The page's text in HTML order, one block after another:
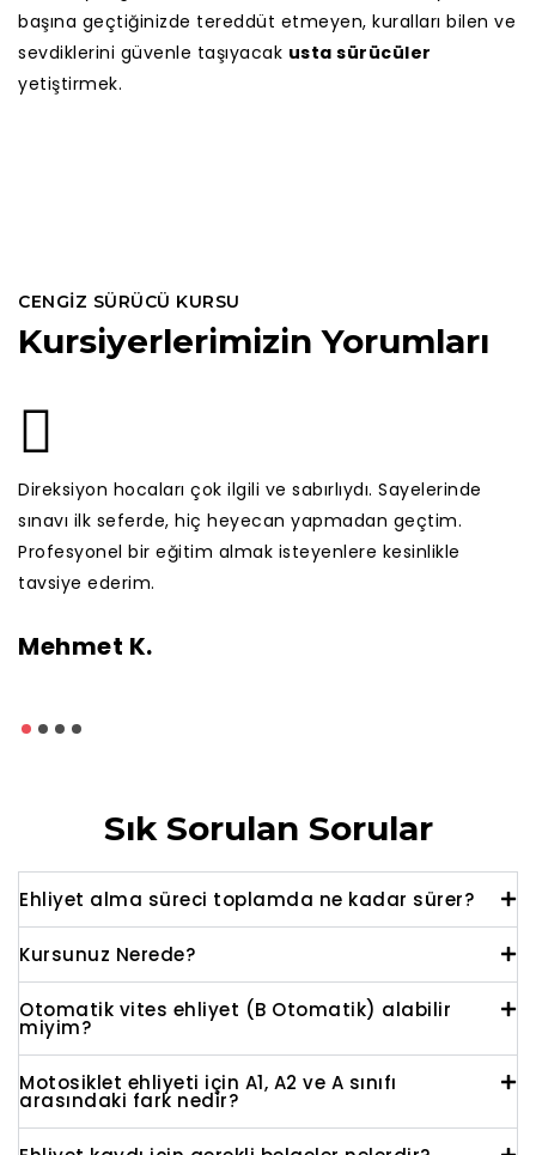
başına geçtiğinizde tereddüt etmeyen, kuralları bilen ve
sevdiklerini güvenle taşıyacak usta sürücüler
yetiştirmek.
CENGIZ SÜRÜCÜ KURSU
Kursiyerlerimizin Yorumları
Direksiyon hocaları çok ilgili ve sabırlıydı. Sayelerinde
sınavı ilk seferde, hiç heyecan yapmadan geçtim.
Profesyonel bir eğitim almak isteyenlere kesinlikle
tavsiye ederim.
Mehmet K.
Sık Sorulan Sorular
Ehliyet alma süreci toplamda ne kadar sürer?
Kursunuz Nerede?
Otomatik vites ehliyet (B Otomatik) alabilir
miyim?
Motosiklet ehliyeti için A1, A2 ve A sınıfı
arasındaki fark nedir?